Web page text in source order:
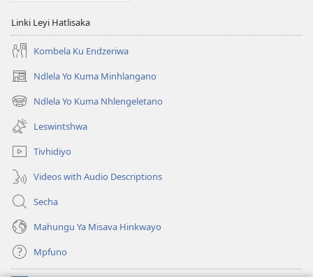
Linki Leyi Hatlisaka
Kombela Ku Endzeriwa
Ndlela Yo Kuma Minhlangano
(opens
new
window)
Ndlela Yo Kuma Nhlengeletano
(opens
new
window)
Leswintshwa
Tivhidiyo
Videos with Audio Descriptions
Secha
Mahungu Ya Misava Hinkwayo
Mpfuno